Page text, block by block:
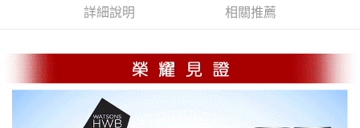
每筆NT$120，滿NT$2,500(含以上)免運費
免運費
付款後 7-11取貨
每筆NT$120，滿NT$2,500(含以上)免運費
詳細說明 相關推薦